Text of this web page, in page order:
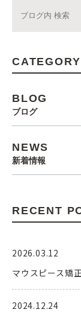
CATEGORY
BLOG
ブログ
NEWS
新着情報
RECENT
2026.03.12
マウスピース矯
2024.12.24